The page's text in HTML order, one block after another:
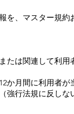
を、マスター規
たは関連して利用
か月間に利用者
行法規に反しな